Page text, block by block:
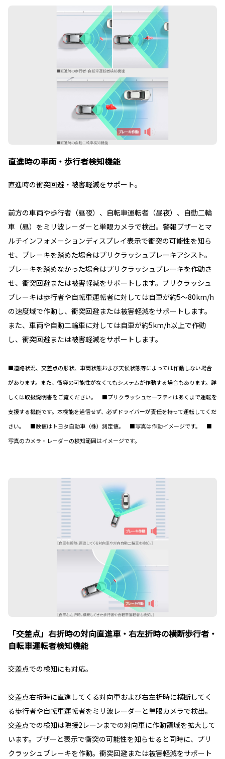
直進時の車両・歩行者検知機能
直進時の衝突回避・被害軽減をサポート。
前方の車両や歩行者（昼夜）、自転車運転者（昼夜）、自動二輪
車（昼）をミリ波レーダーと単眼カメラで検出。警報ブザーとマ
ルチインフォメーションディスプレイ表示で衝突の可能性を知ら
せ、ブレーキを踏めた場合はプリクラッシュブレーキアシスト。
ブレーキを踏めなかった場合はプリクラッシュブレーキを作動さ
せ、衝突回避または被害軽減をサポートします。プリクラッシュ
ブレーキは歩行者や自転車運転者に対しては自車が約5〜80km/h
の速度域で作動し、衝突回避または被害軽減をサポートします。
また、車両や自動二輪車に対しては自車が約5km/h以上で作動
し、衝突回避または被害軽減をサポートします。
■道路状況、交差点の形状、車両状態および天候状態等によっては作動しない場合
があります。また、衝突の可能性がなくてもシステムが作動する場合もあります。詳
しくは取扱説明書をご覧ください。 ■プリクラッシュセーフティはあくまで運転を
支援する機能です。本機能を過信せず、必ずドライバーが責任を持って運転してくだ
さい。 ■数値はトヨタ自動車（株）測定値。 ■写真は作動イメージです。 ■
写真のカメラ・レーダーの検知範囲はイメージです。
「交差点」右折時の対向直進車・右左折時の横断歩行者・
自転車運転者検知機能
交差点での検知にも対応。
交差点右折時に直進してくる対向車および右左折時に横断してく
る歩行者や自転車運転者をミリ波レーダーと単眼カメラで検出。
交差点での検知は隣接2レーンまでの対向車に作動領域を拡大して
います。ブザーと表示で衝突の可能性を知らせると同時に、プリ
クラッシュブレーキを作動。衝突回避または被害軽減をサポート